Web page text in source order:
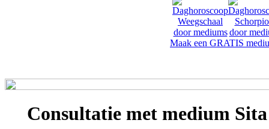
Maak een GRATIS
Consultatie met medium Sita